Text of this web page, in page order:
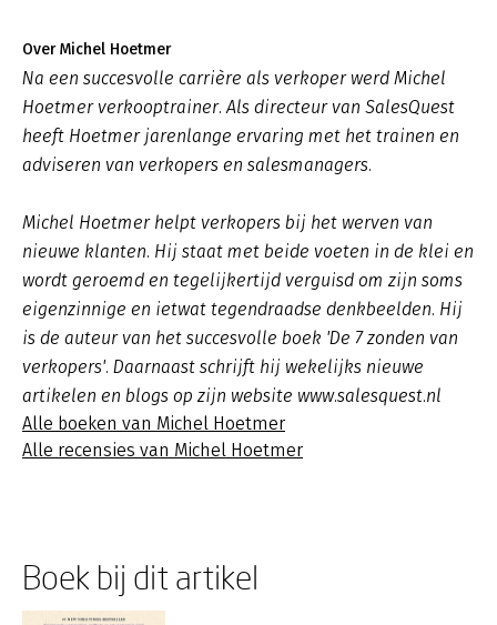
Over Michel Hoetmer
Na een succesvolle carrière als verkoper werd Michel
Hoetmer verkooptrainer. Als directeur van SalesQuest
heeft Hoetmer jarenlange ervaring met het trainen en
adviseren van verkopers en salesmanagers.
Michel Hoetmer helpt verkopers bij het werven van
nieuwe klanten. Hij staat met beide voeten in de klei en
wordt geroemd en tegelijkertijd verguisd om zijn soms
eigenzinnige en ietwat tegendraadse denkbeelden. Hij
is de auteur van het succesvolle boek 'De 7 zonden van
verkopers'. Daarnaast schrijft hij wekelijks nieuwe
artikelen en blogs op zijn website www.salesquest.nl
Alle boeken van Michel Hoetmer
Alle recensies van Michel Hoetmer
Boek bij dit artikel